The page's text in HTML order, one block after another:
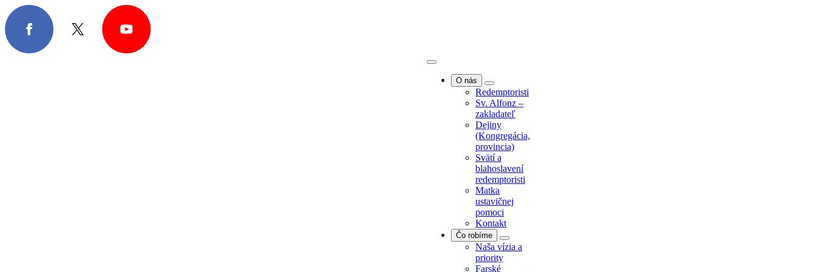
O nás
Redemptoristi
Sv. Alfonz –
zakladateľ
Dejiny
(Kongregácia,
provincia)
Svätí a
blahoslavení
redemptoristi
Matka
ustavičnej
pomoci
Kontakt
Čo robíme
Naša vízia a
priority
Farské
(Kongregácia,
provincia)
Svätí a
blahoslavení
redemptoristi
Matka
ustavičnej
pomoci
Kontakt
Čo robíme
Naša vízia a
priority
Farské
misie/exercície
Farská
pastorácia
Povolania
Spolupráca s